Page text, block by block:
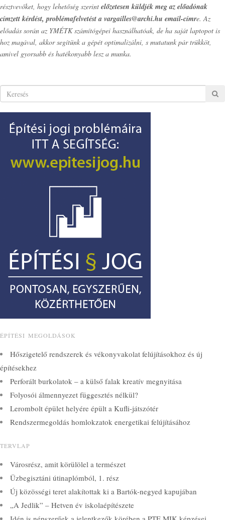
résztvevőket, hogy lehetőség szerint előzetesen küldjék meg az előadónak
címzett kérdést, problémafelvetést a vargailles@archi.hu email-címre. Az
előadás során az YMÉTK számítógépei használhatóak, de ha saját laptopot is
hoz magával, akkor segítünk a gépét optimalizálni, s mutatunk pár trükköt,
amivel gyorsabb és hatékonyabb lesz a munka.
ÉPÍTÉSI MEGOLDÁSOK
Hőszigetelő rendszerek és vékonyvakolat felújításokhoz és új
építésekhez
Perforált burkolatok – a külső falak kreatív megnyitása
Folyosói álmennyezet függesztés nélkül?
Lerombolt épület helyére épült a Kufli-játszótér
Rendszermegoldás homlokzatok energetikai felújításához
TERVLAP
Városrész, amit körülölel a természet
Üzbegisztáni útinaplómból, 1. rész
Új közösségi teret alakítottak ki a Bartók-negyed kapujában
„A Jedlik” – Hetven év iskolaépítészete